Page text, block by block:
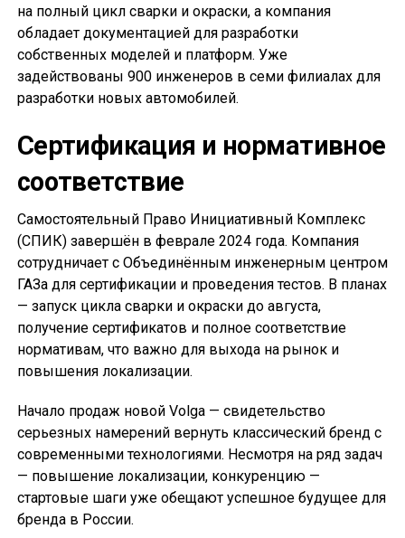
на полный цикл сварки и окраски, а компания
обладает документацией для разработки
собственных моделей и платформ. Уже
задействованы 900 инженеров в семи филиалах для
разработки новых автомобилей.
Сертификация и нормативное
соответствие
Самостоятельный Право Инициативный Комплекс
(СПИК) завершён в феврале 2024 года. Компания
сотрудничает с Объединённым инженерным центром
ГАЗа для сертификации и проведения тестов. В планах
— запуск цикла сварки и окраски до августа,
получение сертификатов и полное соответствие
нормативам, что важно для выхода на рынок и
повышения локализации.
Начало продаж новой Volga — свидетельство
серьезных намерений вернуть классический бренд с
современными технологиями. Несмотря на ряд задач
— повышение локализации, конкуренцию —
стартовые шаги уже обещают успешное будущее для
бренда в России.